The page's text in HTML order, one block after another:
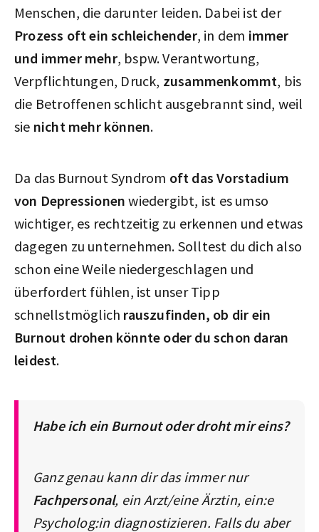
Menschen, die darunter leiden. Dabei ist der
Prozess oft ein schleichender, in dem immer
und immer mehr, bspw. Verantwortung,
Verpflichtungen, Druck, zusammenkommt, bis
die Betroffenen schlicht ausgebrannt sind, weil
sie nicht mehr können.
Da das Burnout Syndrom oft das Vorstadium
von Depressionen wiedergibt, ist es umso
wichtiger, es rechtzeitig zu erkennen und etwas
dagegen zu unternehmen. Solltest du dich also
schon eine Weile niedergeschlagen und
überfordert fühlen, ist unser Tipp
schnellstmöglich rauszufinden, ob dir ein
Burnout drohen könnte oder du schon daran
leidest.
Habe ich ein Burnout oder droht mir eins?
Ganz genau kann dir das immer nur
Fachpersonal, ein Arzt/eine Ärztin, ein:e
Psycholog:in diagnostizieren. Falls du aber